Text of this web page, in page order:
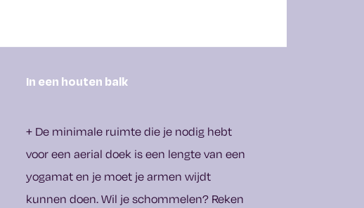
In een houten balk
+ De minimale ruimte die je nodig hebt
voor een aerial doek is een lengte van een
yogamat en je moet je armen wijdt
kunnen doen. Wil je schommelen? Reken